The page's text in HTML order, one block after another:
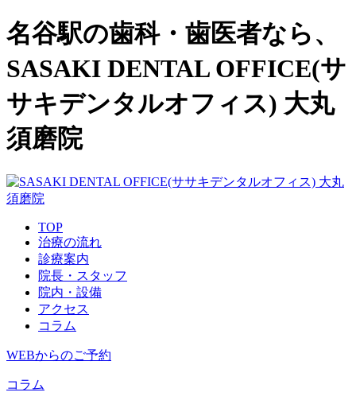
名谷駅の歯科・歯医者なら、
SASAKI DENTAL OFFICE(サ
サキデンタルオフィス) 大丸
須磨院
TOP
治療の流れ
診療案内
院長・スタッフ
院内・設備
アクセス
コラム
WEBからのご予約
コラム